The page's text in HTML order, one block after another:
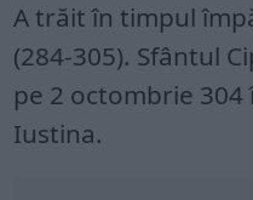
A trăit în timpul
(284-305). Sfântul
pe 2 octombrie
Iustina.